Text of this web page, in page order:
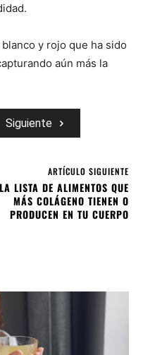
y rojo que ha sido
aún más la
Siguiente
ARTÍCULO SIGUIENTE
LA LISTA DE ALIMENTOS QUE
MÁS COLÁGENO TIENEN O
PRODUCEN EN TU CUERPO